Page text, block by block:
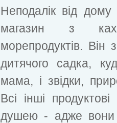
Неподалік від
магазин з
морепродуктів. Він
дитячого садка,
мама, і звідки,
Всі інші
душею - адже вони